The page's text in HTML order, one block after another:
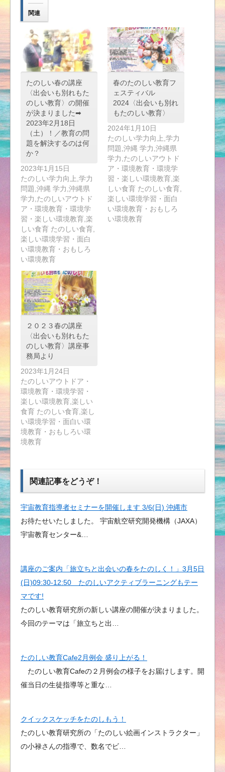
関連
たのしい春の講座
〈出会いも別れもた
のしい教育〉の開催
が決まりました➡︎
2023年2月18日
（土）！／教育の問
題を解決するのは何
か？
2023年1月15日
たのしい学力向上,学力
問題,沖縄 学力,沖縄県
学力,たのしいアウトド
ア・環境教育・環境学
習・楽しい環境教育,楽
しい食育 たのしい食育,
楽しい環境学習・面白
い環境教育・おもしろ
い環境教育
春のたのしい教育フ
ェスティバル
2024〈出会いも別れ
もたのしい教育〉
2024年1月10日
たのしい学力向上,学力
問題,沖縄 学力,沖縄県
学力,たのしいアウトド
ア・環境教育・環境学
習・楽しい環境教育,楽
しい食育 たのしい食育,
楽しい環境学習・面白
い環境教育・おもしろ
い環境教育
２０２３春の講座
〈出会いも別れもた
のしい教育〉講座事
務局より
2023年1月24日
たのしいアウトドア・
環境教育・環境学習・
楽しい環境教育,楽しい
食育 たのしい食育,楽し
い環境学習・面白い環
境教育・おもしろい環
境教育
関連記事をどうぞ！
宇宙教育指導者セミナーを開催します 3/6(日) 沖縄市
お待たせいたしました。 宇宙航空研究開発機構（JAXA）
宇宙教育センター&…
講座のご案内「旅立ちと出会いの春をたのしく！」3月5日
(日)09:30-12:50 たのしいアクティブラーニングもテー
マです!
たのしい教育研究所の新しい講座の開催が決まりました。
今回のテーマは「旅立ちと出…
たのしい教育Cafe2月例会 盛り上がる！
たのしい教育Cafeの２月例会の様子をお届けします。開
催当日の生徒指導等と重な…
クイックスケッチをたのしもう！
たのしい教育研究所の「たのしい絵画インストラクター」
の小禄さんの指導で、数名でビ…